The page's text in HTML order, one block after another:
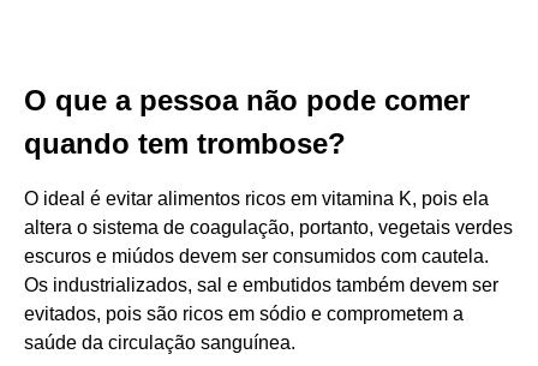
O que a pessoa não pode comer
quando tem trombose?
O ideal é evitar alimentos ricos em vitamina K, pois ela
altera o sistema de coagulação, portanto, vegetais verdes
escuros e miúdos devem ser consumidos com cautela.
Os industrializados, sal e embutidos também devem ser
evitados, pois são ricos em sódio e comprometem a
saúde da circulação sanguínea.